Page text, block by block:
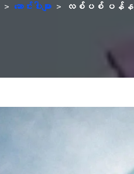
> ဆောင်းပါးများ > လစ်ပစ် ပန်နယ်